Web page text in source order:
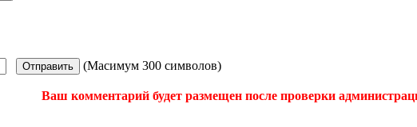
(Масимум 300 символов)
Ваш комментарий будет размещен после проверки